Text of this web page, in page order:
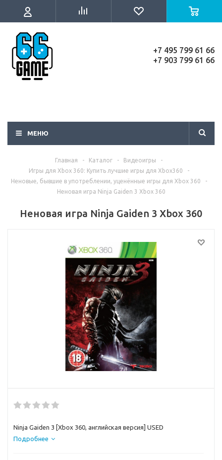
+7 495 799 61 66
+7 903 799 61 66
МЕНЮ
Главная - Каталог - Видеоигры
-
Игры для Xbox 360: Купить лучшие игры для Xbox360
-
Неновые, бывшие в употреблении, уценённые игры для Xbox 360
-
Неновая игра Ninja Gaiden 3 Xbox 360
Неновая игра Ninja Gaiden 3 Xbox 360
Ninja Gaiden 3 [Xbox 360, английская версия] USED
Подробнее